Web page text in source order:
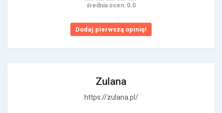
średnia ocen: 0.0
Dodaj pierwszą opinię!
Zulana
https://zulana.pl/